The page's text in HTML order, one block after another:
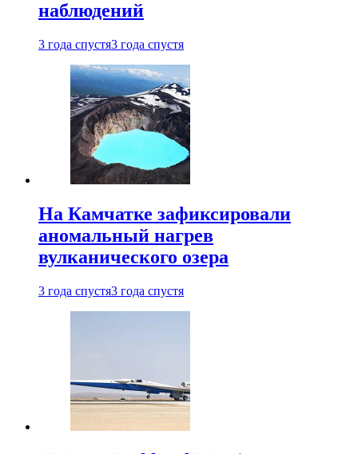
наблюдений
3 года спустя3 года спустя
На Камчатке зафиксировали
аномальный нагрев
вулканического озера
3 года спустя3 года спустя